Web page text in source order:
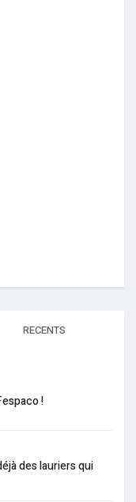
RECENTS
!
des lauriers qui